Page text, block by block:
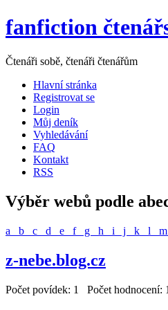
fanfiction
Čtenáři sobě, čtenáři čtenářům
Hlavní stránka
Registrovat se
Login
Můj deník
Vyhledávání
FAQ
Kontakt
RSS
Výběr webů podle
a b c d e f g h i j k l m
z-nebe.blog.cz
Počet povídek: 1 Počet